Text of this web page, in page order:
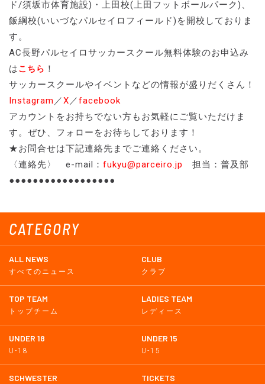
CATEGORY
ALL NEWS
すべてのニュース
CLUB
クラブ
TOP TEAM
トップチーム
LADIES TEAM
レディース
UNDER 18
U-18
UNDER 15
U-15
SCHWESTER TICKETS
ド/須坂市体育施設)・上田校(上田フットボールパーク)、
飯綱校(いいづなパルセイロフィールド)を開校しておりま
す。
AC長野パルセイロサッカースクール無料体験のお申込み
はこちら ！
サッカースクールやイベントなどの情報が盛りだくさん！
Instagram ／X／facebook
アカウントをお持ちでない方もお気軽にご覧いただけま
す。ぜひ、フォローをお待ちしております！
★お問合せは下記連絡先までご連絡ください。
〈連絡先〉 e-mail： fukyu@parceiro.jp
担当：普及部
●●●●●●●●●●●●●●●●●●